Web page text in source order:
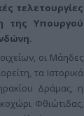
τελετουργίες
της Υπουργού
οι Μάηδες
τα Ιστορικά
Δράμας, η
Φθιώτιδας,